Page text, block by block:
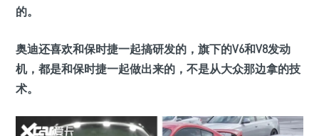
的。
奥迪还喜欢和保时捷一起搞研发的，旗下的V6和V8发动
机，都是和保时捷一起做出来的，不是从大众那边拿的技
术。